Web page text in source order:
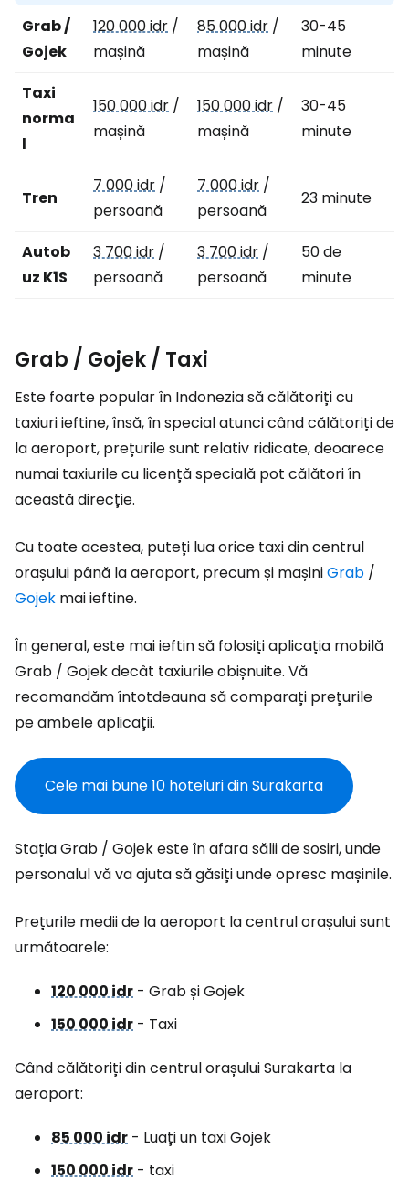
Grab /
Gojek
120 000 idr /
mașină
85 000 idr /
mașină
30-45
minute
Taxi
norma
l
150 000 idr /
mașină
150 000 idr /
mașină
30-45
minute
Tren
7 000 idr /
persoană
7 000 idr /
persoană
23 minute
Autob
uz K1S
3 700 idr /
persoană
3 700 idr /
persoană
50 de
minute
Grab / Gojek / Taxi
Este foarte popular în Indonezia să călătoriți cu
taxiuri ieftine, însă, în special atunci când călătoriți de
la aeroport, prețurile sunt relativ ridicate, deoarece
numai taxiurile cu licență specială pot călători în
această direcție.
Cu toate acestea, puteți lua orice taxi din centrul
orașului până la aeroport, precum și mașiniGrab /
Gojek mai ieftine.
În general, este mai ieftin să folosiți aplicația mobilă
Grab / Gojek decât taxiurile obișnuite. Vă
recomandăm întotdeauna să comparați prețurile
pe ambele aplicații.
Cele mai bune 10 hoteluri din Surakarta
Stația Grab / Gojek este în afara sălii de sosiri, unde
personalul vă va ajuta să găsiți unde opresc mașinile.
Prețurile medii de la aeroport la centrul orașului sunt
următoarele:
120 000 idr - Grab și Gojek
150 000 idr - Taxi
Când călătoriți din centrul orașului Surakarta la
aeroport:
85 000 idr - Luați un taxi Gojek
150 000 idr - taxi